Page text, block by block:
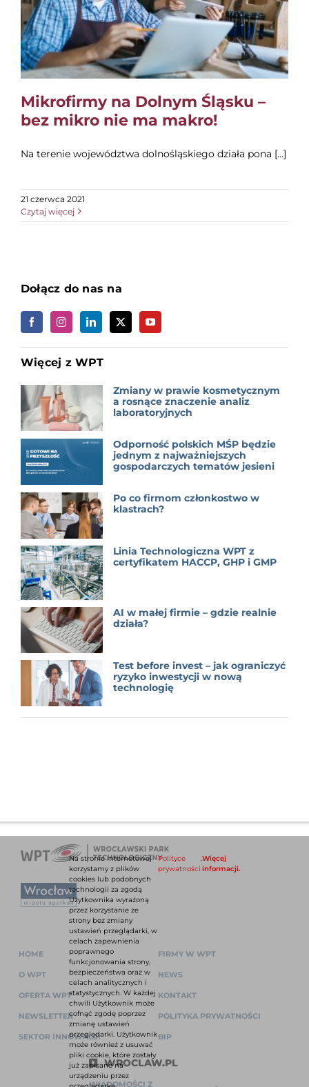
Mikrofirmy na Dolnym Śląsku –
bez mikro nie ma makro!
Na terenie województwa dolnośląskiego działa pona [...]
21 czerwca 2021
Czytaj więcej
Dołącz do nas na
Więcej z WPT
Zmiany w prawie kosmetycznym
a rosnące znaczenie analiz
laboratoryjnych
Odporność polskich MŚP będzie
jednym z najważniejszych
gospodarczych tematów jesieni
Po co firmom członkostwo w
klastrach?
Linia Technologiczna WPT z
certyfikatem HACCP, GHP i GMP
AI w małej firmie – gdzie realnie
działa?
Test before invest – jak ograniczyć
ryzyko inwestycji w nową
technologię
HOME
O WPT
OFERTA WPT
NEWSLETTER
SEKTOR INNOWACJI
FIRMY W WPT
NEWS
KONTAKT
POLITYKA PRYWATNOŚCI
BIP
WROCLAW.PL
WIADOMOŚCI Z
Na stronie internetowej
korzystamy z plików
cookies lub podobnych
technologii za zgodą
Użytkownika wyrażoną
przez korzystanie ze
strony bez zmiany
ustawień przeglądarki, w
celach zapewnienia
poprawnego
funkcjonowania strony,
bezpieczeństwa oraz w
celach analitycznych i
statystycznych. W każdej
chwili Użytkownik może
cofnąć zgodę poprzez
zmianę ustawień
przeglądarki. Użytkownik
może również z usuwać
pliki cookie, które zostały
już zapisane na
urządzeniu przez
Polityce
prywatności
Więcej
informacji.